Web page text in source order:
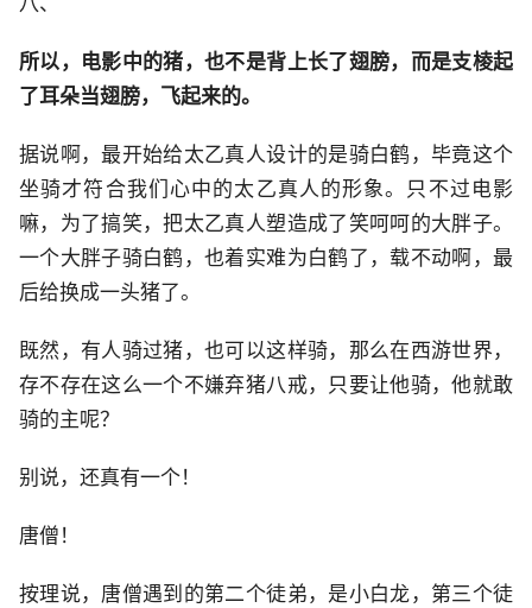
所以，电影中的猪，也不是背上长了翅膀，而是支棱起
了耳朵当翅膀，飞起来的。
据说啊，最开始给太乙真人设计的是骑白鹤，毕竟这个
坐骑才符合我们心中的太乙真人的形象。只不过电影
嘛，为了搞笑，把太乙真人塑造成了笑呵呵的大胖子。
一个大胖子骑白鹤，也着实难为白鹤了，载不动啊，最
后给换成一头猪了。
既然，有人骑过猪，也可以这样骑，那么在西游世界，
存不存在这么一个不嫌弃猪八戒，只要让他骑，他就敢
骑的主呢？
别说，还真有一个！
唐僧！
按理说，唐僧遇到的第二个徒弟，是小白龙，第三个徒